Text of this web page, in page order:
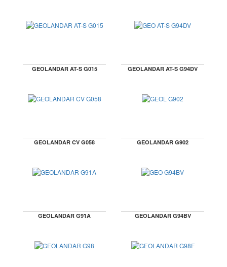
GEOLANDAR AT-S G015 GEOLANDAR AT-S G94DV
GEOLANDAR CV G058 GEOLANDAR G902
GEOLANDAR G91A GEOLANDAR G94BV